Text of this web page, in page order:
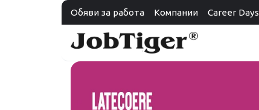
Обяви за работа Компании Career Days